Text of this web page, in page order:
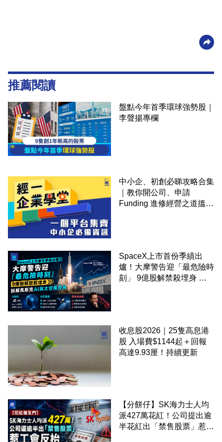
推薦閱讀
盤點今年首季環球強勢股｜
李聲揚專欄
中小企、初創必睇攻略合集
｜教你開公司、申請
Funding 進修經營之道搵大
SpaceX上市首份季績出
爐！大摩警告迎「最危險時
刻」 9億股解禁殺埋身 拆
收息股2026｜25隻高息港
股 入場費$1144起＋回報
高達9.93厘！持續更新
【分餅仔】SK海力士人均
派427萬花紅！公司提出逾
半花紅出「禁售股票」惹工